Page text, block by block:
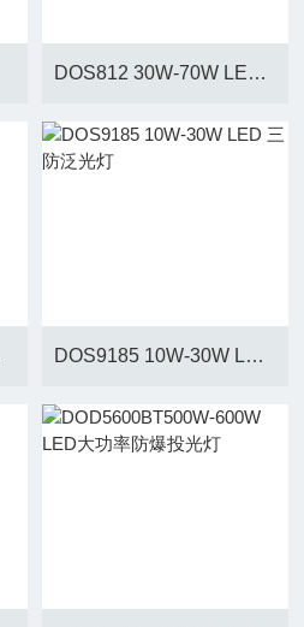
DOS812 30W-70W LED三防平台灯
DOS9185 10W-30W LED 三防泛光灯